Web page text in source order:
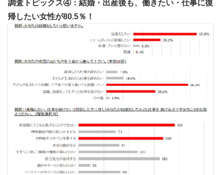
調査トピックス④：結婚・出産後も、働きたい・仕事に復
帰したい女性が80.5％！